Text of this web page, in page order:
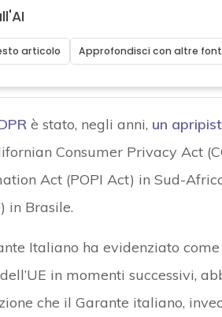
articolo Approfondisci con altre
è stato, negli anni, un
Consumer Privacy Act
Act (POPI Act) in Sud-
in Brasile.
Italiano ha evidenziato
in momenti successivi,
che il Garante italiano,